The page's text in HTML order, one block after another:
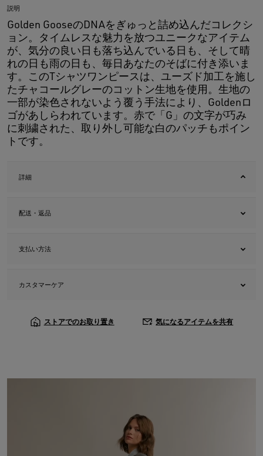
説明
Golden GooseのDNAをぎゅっと詰め込んだコレクシ
ョン。タイムレスな魅力を放つユニークなアイテム
が、気分の良い日も落ち込んでいる日も、そして晴
れの日も雨の日も、毎日あなたのそばに付き添いま
す。このTシャツワンピースは、ユーズド加工を施し
たチャコールグレーのコットン生地を使用。生地の
一部が染色されないよう覆う手法により、Goldenロ
ゴがあしらわれています。赤で「G」の文字が巧み
に刺繍された、取り外し可能な白のパッチもポイン
トです。
詳細
配送・返品
支払い方法
カスタマーケア
ストアでのお取り置き 気になるアイテムを共有